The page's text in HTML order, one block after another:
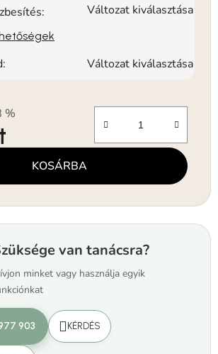
Változat kiválasztása
Változat kiválasztása
%
KOSÁRBA
van tanácsra?
minket vagy használja egyik
903 KÉRDÉS